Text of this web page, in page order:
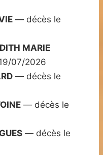
— décès le
MARIE
07/2026
— décès le
— décès le
— décès le